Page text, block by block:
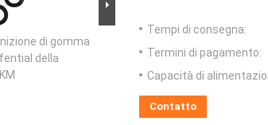
di gomma
della
Tempi di consegna:
Termini di pagamento:
Capacità di
Contatto